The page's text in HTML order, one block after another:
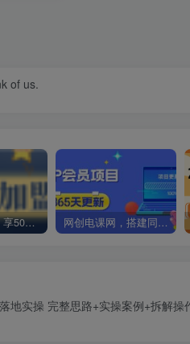
of us.
加入VIP会员，享50%的推广提成，免费学习多种网上创业课程，菜鸟秒变大神！ 网创电课网，搭建同款知识付费资源网站，实现长期稳定被动收入~
落地实操 完整思路+实操案例+拆解